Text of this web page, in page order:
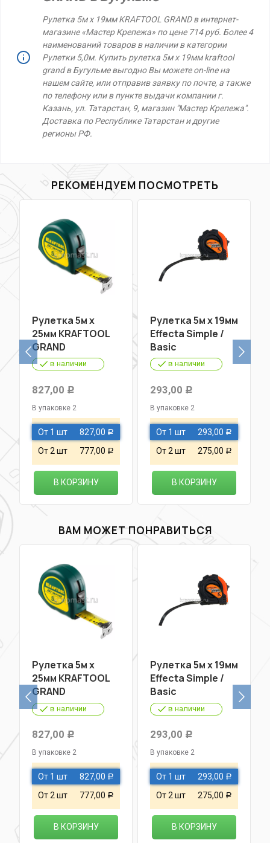
Рулетка 5м х 19мм KRAFTOOL GRAND в интернет-
магазине «Мастер Крепежа» по цене 714 руб. Более 4
наименований товаров в наличии в категории
Рулетки 5,0м. Купить рулетка 5м х 19мм kraftool
grand в Бугульме выгодно Вы можете on-line на
нашем сайте, или отправив заявку по почте, а также
по телефону или в пункте выдачи компании г.
Казань, ул. Татарстан, 9, магазин "Мастер Крепежа".
Доставка по Республике Татарстан и другие
регионы РФ.
РЕКОМЕНДУЕМ ПОСМОТРЕТЬ
Рулетка 5м х
25мм KRAFTOOL
GRAND
в наличии
827,00 Р
В упаковке 2
От 1 шт 827,00 Р
От 2 шт 777,00 Р
В КОРЗИНУ
Рулетка 5м х 19мм
Effecta Simple /
Basic
в наличии
293,00 Р
В упаковке 2
От 1 шт 293,00 Р
От 2 шт 275,00 Р
В КОРЗИНУ
ВАМ МОЖЕТ ПОНРАВИТЬСЯ
Рулетка 5м х
25мм KRAFTOOL
GRAND
в наличии
827,00 Р
В упаковке 2
От 1 шт 827,00 Р
От 2 шт 777,00 Р
В КОРЗИНУ
Рулетка 5м х 19мм
Effecta Simple /
Basic
в наличии
293,00 Р
В упаковке 2
От 1 шт 293,00 Р
От 2 шт 275,00 Р
В КОРЗИНУ